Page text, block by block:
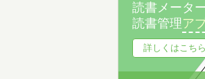
読書メータ
読書管理ア
詳しくはこちら